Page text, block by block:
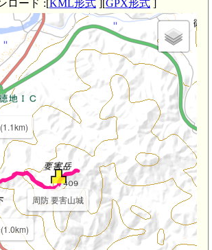
ロード :[KML形式 ][GPX形式 ]
周防 要害山城